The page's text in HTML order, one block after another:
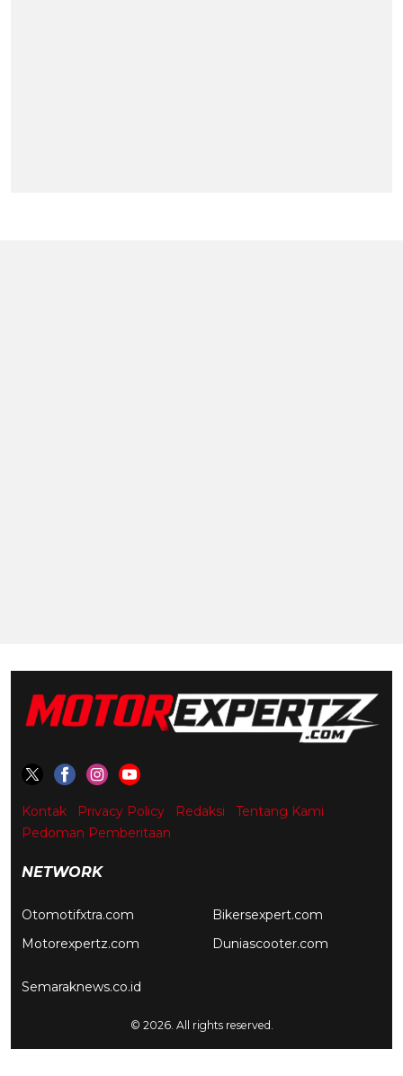
Kontak Privacy Policy Redaksi
Tentang Kami
Pedoman Pemberitaan
NETWORK
Otomotifxtra.com
Motorexpertz.com
Bikersexpert.com
Duniascooter.com
Semaraknews.co.id
© 2026. All rights reserved.